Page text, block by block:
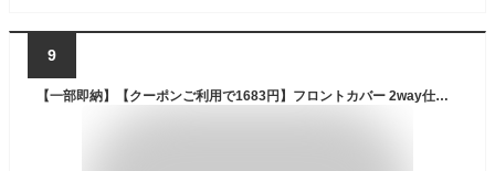
9
【一部即納】【クーポンご利用で1683円】フロントカバー 2way仕様 フロントガラス フロントガラスカバー 日よけ 日除け 紫外線 uv 断熱 遮光 夏 冬 凍結防止 雪 結露 対策 防水 霜除け 車サンシェード 強力磁石防風 厚手 軽自動車 SUV車